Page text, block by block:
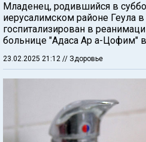
Младенец, родившийся в
иерусалимском районе Геула
госпитализирован в
больнице "Адаса Ар а-Цофим"
23.02.2025 21:12 // Здоровье